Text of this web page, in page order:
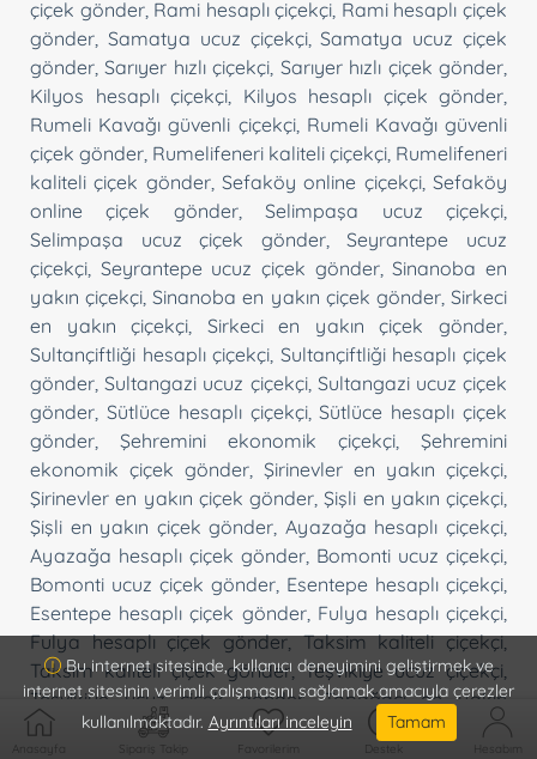
çiçek gönder, Rami hesaplı çiçekçi Rami hesaplı çiçek
gönder Samatya ucuz çiçekçi,Samatya ucuz çiçek
gönder ,Sarıyer hızlı çiçekçi Sarıyer hızlı çiçek gönder
Kilyos hesaplı çiçekçi
Kilyos hesaplı çiçek gönder
Rumeli Kavağı güvenli çiçekçi, Rumeli Kavağı güvenli
çiçek gönder Rumelifeneri kaliteli çiçekçi Rumelifeneri
kaliteli çiçek gönder,Sefaköy online çiçekçi,Sefaköy
online çiçek gönder,Selimpaşa ucuz çiçekçi
Selimpaşa ucuz çiçek gönder,Seyrantepe ucuz
çiçekçi Seyrantepe ucuz çiçek gönder,Sinanoba en
yakın çiçekçi ,Sinanoba en yakın çiçek gönder,Sirkeci
en yakın çiçekçi
Sirkeci en yakın çiçek gönder
Sultançiftliği hesaplı çiçekçi Sultançiftliği hesaplı çiçek
gönder ,Sultangazi ucuz çiçekçi, Sultangazi ucuz çiçek
gönder Sütlüce hesaplı çiçekçi,Sütlüce hesaplı çiçek
gönder
Şehremini ekonomik çiçekçi
Şehremini
ekonomik çiçek gönder Şirinevler en yakın çiçekçi
Şirinevler en yakın çiçek gönder ,Şişli en yakın çiçekçi
Şişli en yakın çiçek gönder Ayazağa hesaplı çiçekçi
Ayazağa hesaplı çiçek gönder Bomonti ucuz çiçekçi
Bomonti ucuz çiçek gönder Esentepe hesaplı çiçekçi
Esentepe hesaplı çiçek gönder, Fulya hesaplı çiçekçi
Fulya hesaplı çiçek gönder,Taksim kaliteli çiçekçi,
Taksim kaliteli çiçek gönder,Teşvikiye ucuz çiçekçi
Teşvikiye ucuz çiçek gönder,Topağacı en yakın
çiçekçi,Topağacı en yakın çiçek gönder,Tophane
Anasayfa Sipariş Takip Favorilerim Destek Hesabım
Bu internet sitesinde, kullanıcı deneyimini geliştirmek ve
internet sitesinin verimli çalışmasını sağlamak amacıyla çerezler
kullanılmaktadır. Ayrıntıları inceleyin Tamam